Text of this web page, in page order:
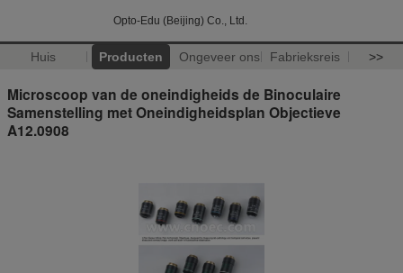
Opto-Edu (Beijing) Co., Ltd.
Huis Producten Ongeveer ons Fabrieksreis >>
Microscoop van de oneindigheids de Binoculaire
Samenstelling met Oneindigheidsplan Objectieve
A12.0908